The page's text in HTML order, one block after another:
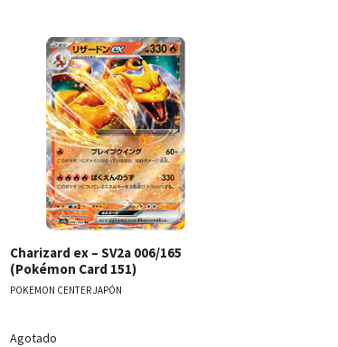
Ver detalles
Charizard ex – SV2a 006/165
(Pokémon Card 151)
POKEMON CENTER JAPÓN
Agotado